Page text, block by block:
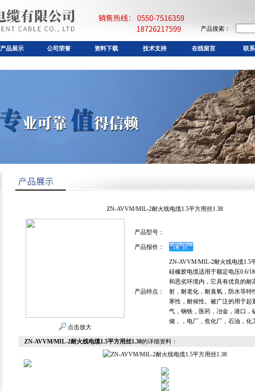
产品搜索：
产品展示 公司荣誉 资料下载 技术支持 在线留言 联
ZN-AVVM/MIL-2耐火线电缆1.5平方用丝1.38
点击放大
产品型号：
产品报价：
产品特点：
ZN-AVVM/MIL-2耐火线电缆1.5
硅橡胶电缆适用于额定电压0.6/
和恶劣环境内，它具有优良的耐
射，耐老化，耐臭氧，防水等特
寒性，耐候性。被广泛的用于起
气，钢铁，医药，冶金，港口，
储，，电厂，焦化厂，石油，化
ZN-AVVM/MIL-2耐火线电缆1.5平方用丝1.38的详细资料：